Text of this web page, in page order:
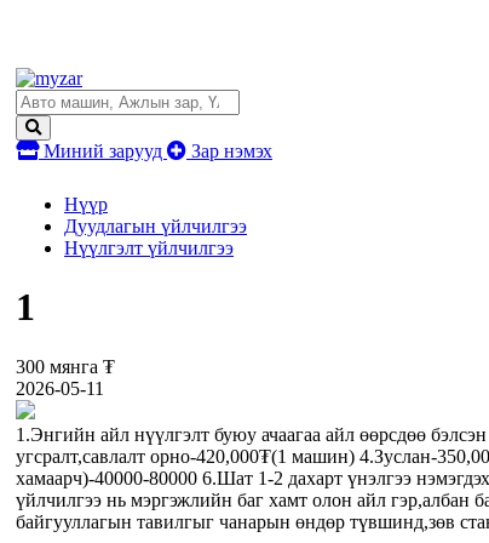
Миний зарууд Зар нэмэх
Нүүр
Дуудлагын үйлчилгээ
Нүүлгэлт үйлчилгээ
1
300 мянга ₮
2026-05-11
1.Энгийн айл нүүлгэлт буюу ачаагаа айл өөрсдөө
угсралт,савлалт орно-420,000₮(1 машин) 4.Зуслан-
хамаарч)-40000-80000 6.Шат 1-2 дахарт үнэлгээ
үйлчилгээ нь мэргэжлийн баг хамт олон айл гэр,албан
байгууллагын тавилгыг чанарын өндөр түвшинд,зөв